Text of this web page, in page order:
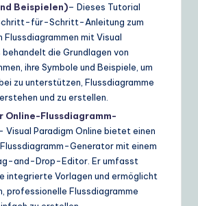
Beispielen)– Dieses Tutorial
für-Schritt-Anleitung zum
Flussdiagrammen mit Visual
behandelt die Grundlagen von
ihre Symbole und Beispiele, um
zu unterstützen, Flussdiagramme
und zu erstellen.
Online-Flussdiagramm-
Visual Paradigm Online bietet einen
Generator mit einem
and-Drop-Editor. Er umfasst
integrierte Vorlagen und ermöglicht
professionelle Flussdiagramme